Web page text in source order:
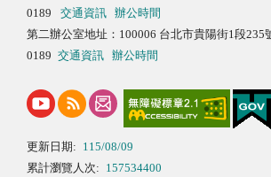
0189
交通資訊
辦公時間
第二辦公室地址：100006 台北市貴陽街1段
0189 交通資訊 辦公時間
更新日期: 115/08/09
累計瀏覽人次: 157534400